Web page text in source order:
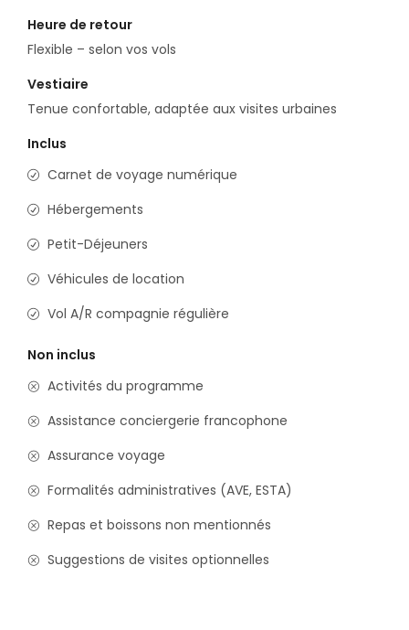
Heure de retour
Flexible – selon vos vols
Vestiaire
Tenue confortable, adaptée aux visites urbaines
Inclus
Carnet de voyage numérique
Hébergements
Petit-Déjeuners
Véhicules de location
Vol A/R compagnie régulière
Non inclus
Activités du programme
Assistance conciergerie francophone
Assurance voyage
Formalités administratives (AVE, ESTA)
Repas et boissons non mentionnés
Suggestions de visites optionnelles